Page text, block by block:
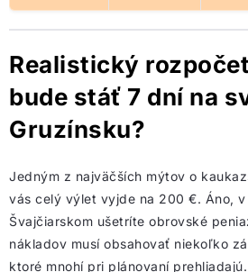
Realistický
bude stáť 7 dní na
Gruzínsku?
Jedným z najväčších mýtov o
vás celý výlet vyjde na 200 €. Áno, v
Švajčiarskom ušetríte obrovské
nákladov musí obsahovať niekoľko
ktoré mnohí pri plánovaní